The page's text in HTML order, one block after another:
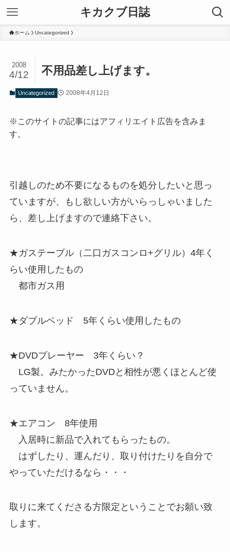
キカクブ日誌
ホーム Uncategorized
不用品差し上げます。
2008
4/12
Uncategorized 2008年4月12日
※このサイトの記事にはアフィリエイト広告を含みま
す。
引越しのため不要になるものを処分したいと思っ
ていますが、もし欲しい方がいらっしゃいました
ら、差し上げますので連絡下さい。
★ガステーブル（二口ガスコンロ+グリル）4年く
らい使用したもの
都市ガス用
★ダブルベッド 5年くらい使用したもの
★DVDプレーヤー 3年くらい？
LG製。みたかったDVDと相性が悪くほとんど使
っていません。
★エアコン 8年使用
入居時に新品で入れてもらったもの。
はずしたり、運んだり、取り付けたりを自分で
やっていただけるなら・・・
取りに来てくださる方限定ということでお願い致
します。